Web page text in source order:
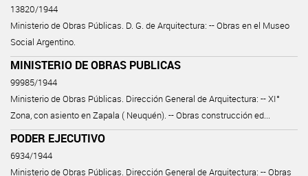
13820/1944
Ministerio de Obras Públicas. D. G. de Arquitectura: -- Obras en el Museo
Social Argentino.
MINISTERIO DE OBRAS PUBLICAS
99985/1944
Ministerio de Obras Públicas. Dirección General de Arquitectura: -- XI°
Zona, con asiento en Zapala ( Neuquén). -- Obras construcción ed...
PODER EJECUTIVO
6934/1944
Ministerio de Obras Públicas. Dirección General de Arquitectura: -- Obras